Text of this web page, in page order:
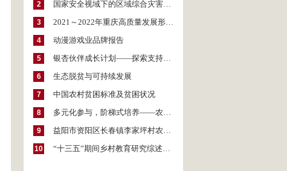
2 国家安全视域下的区域综合灾害风险防范与风险融资战略思考
3 2021～2022年重庆高质量发展形势分析与预测
4 动漫游戏业品牌报告
5 银杏伙伴成长计划——探索支持公益人才的路径
6 生态脱贫与可持续发展
7 中国农村贫困标准及贫困状况
8 多元化参与，阶梯式培养——农家女机构农村妇女参政项目介绍
9 益阳市资阳区长春镇李家坪村农民增收调研报告
10 “十三五”期间乡村教育研究综述（2015～2020）